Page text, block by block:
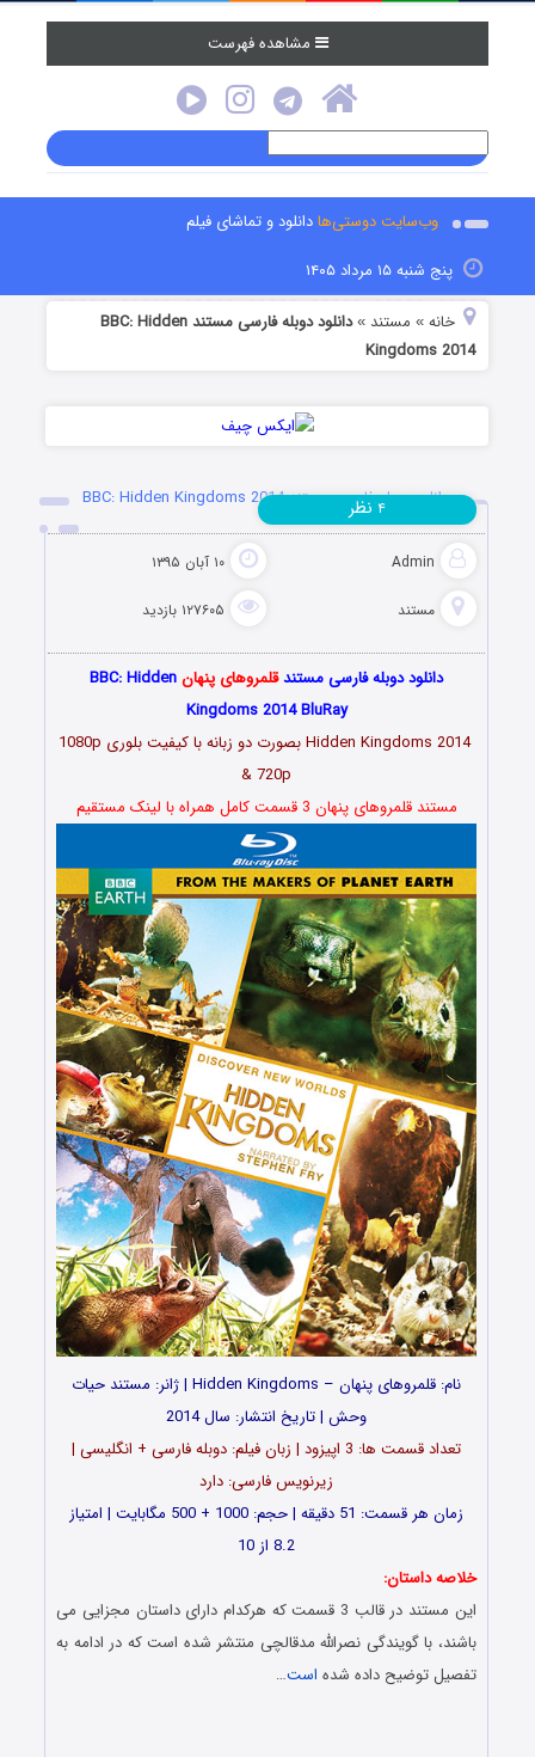
مشاهده فهرست
وب‌سایت دوستی‌هادانلود و تماشای فیلم
پنج شنبه ۱۵ مرداد ۱۴۰۵
خانه » مستند »
دانلود دوبله فارسی مستند BBC: Hidden
Kingdoms 2014
دانلود دوبله فارسی مستند BBC: Hidden Kingdoms 2014
Admin ۱۰ آبان ۱۳۹۵
مستند ۱۲۷۶۰۵ بازدید
۴ نظر
دانلود دوبله فارسی مستندقلمروهای پنهانBBC: Hidden
Kingdoms 2014 BluRay
Hidden Kingdoms 2014 بصورت دو زبانه با کیفیت بلوری 1080p
& 720p
مستند قلمروهای پنهان 3 قسمت کامل همراه با لینک مستقیم
نام: قلمروهای پنهان – Hidden Kingdoms | ژانر: مستند حیات
وحش | تاریخ انتشار: سال 2014
تعداد قسمت ها: 3 اپیزود | زبان فیلم: دوبله فارسی + انگلیسی |
زیرنویس فارسی: دارد
زمان هر قسمت: 51 دقیقه | حجم: 1000 + 500 مگابایت | امتیاز
8.2 از 10
خلاصه داستان:
این مستند در قالب 3 قسمت که هرکدام دارای داستان مجزایی می
باشند، با گویندگی نصرالله مدقالچی منتشر شده است که در ادامه به
تفصیل توضیح داده شده است…